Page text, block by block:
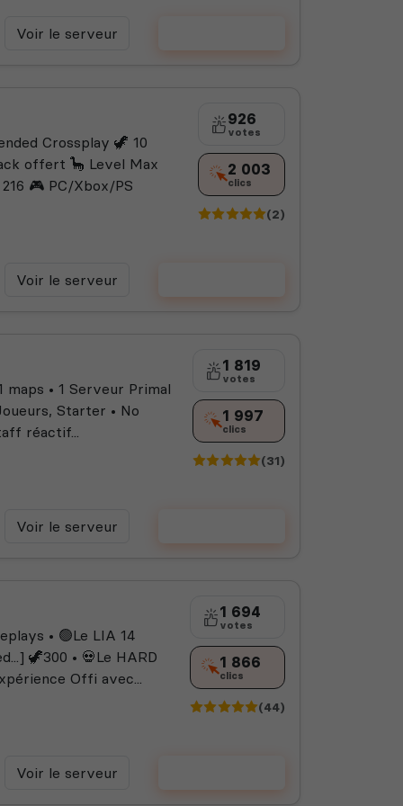
Voir le serveur
Crossplay 🦖 10
offert 🦕 Level Max
🎮 PC/Xbox/PS
926
votes
2 003
clics
(2)
Voir le serveur
maps • 1 Serveur Primal
Starter • No
réactif...
1 819
votes
1 997
clics
(31)
Voir le serveur
• 🟢Le LIA 14
🦖300 • 💀Le HARD
Offi avec...
1 694
votes
1 866
clics
(44)
Voir le serveur